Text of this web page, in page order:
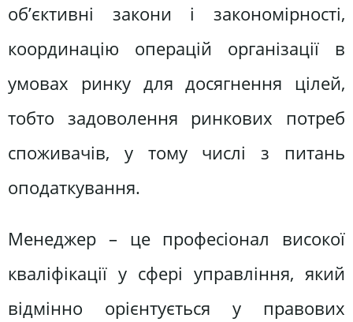
об’єктивні закони і закономірності,
координацію операцій організації в
умовах ринку для досягнення цілей,
тобто задоволення ринкових потреб
споживачів, у тому числі з питань
оподаткування.
Менеджер – це професіонал високої
кваліфікації у сфері управління, який
відмінно орієнтується у правових